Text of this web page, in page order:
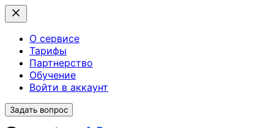
О сервисе
Тарифы
Партнерство
Обучение
Войти в аккаунт
Задать вопрос